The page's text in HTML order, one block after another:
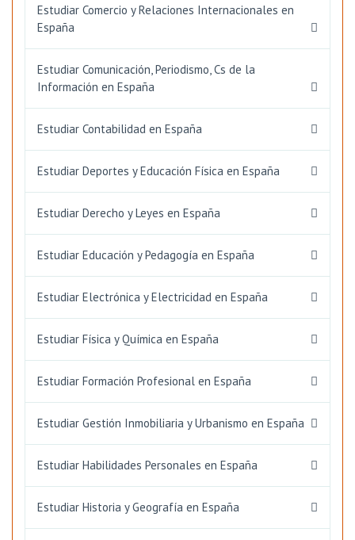
Estudiar Comercio y Relaciones Internacionales en
España
Estudiar Comunicación, Periodismo, Cs de la
Información en España
Estudiar Contabilidad en España
Estudiar Deportes y Educación Física en España
Estudiar Derecho y Leyes en España
Estudiar Educación y Pedagogía en España
Estudiar Electrónica y Electricidad en España
Estudiar Física y Química en España
Estudiar Formación Profesional en España
Estudiar Gestión Inmobiliaria y Urbanismo en España
Estudiar Habilidades Personales en España
Estudiar Historia y Geografía en España